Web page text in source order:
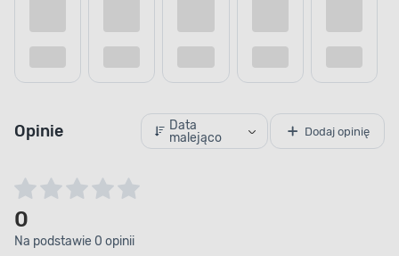
Wydajne malowanie
Farba została zamknięta w puszce o pojemności
Opinie
Data
malejąco
Dodaj opinię
0
Na podstawie 0 opinii